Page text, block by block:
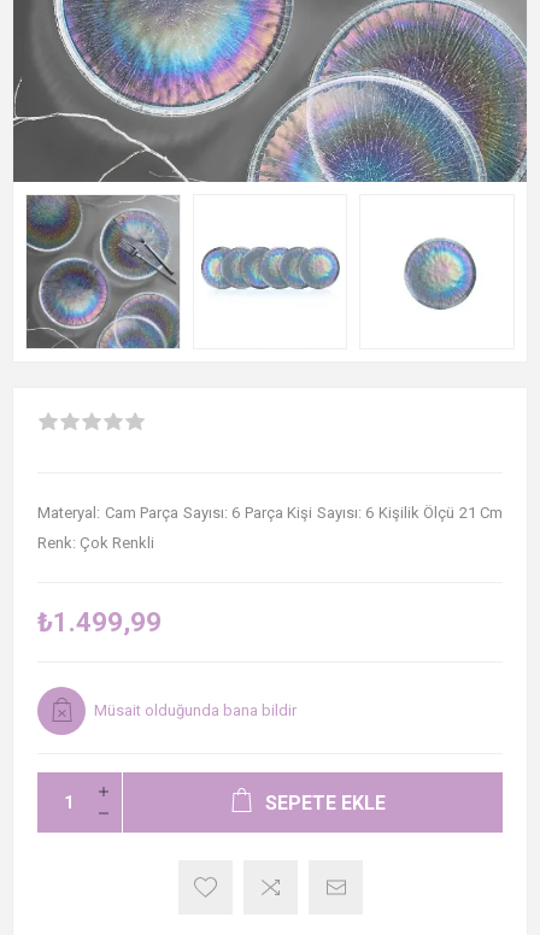
Materyal: Cam Parça Sayısı: 6 Parça Kişi Sayısı: 6 Kişilik Ölçü 21 Cm
Renk: Çok Renkli
₺1.499,99
Müsait olduğunda bana bildir
SEPETE EKLE